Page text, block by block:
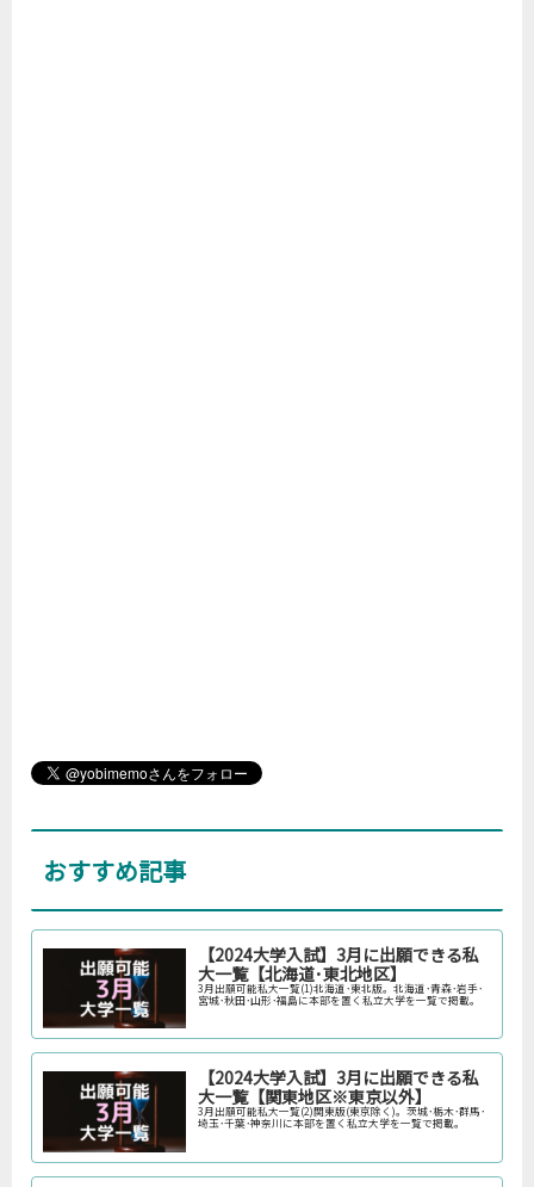
おすすめ記事
【2024大学入試】3月に出願できる私
大一覧【北海道･東北地区】
3月出願可能私大一覧(1)北海道･東北版。北海道･青森･岩手･
宮城･秋田･山形･福島に本部を置く私立大学を一覧で掲載。
【2024大学入試】3月に出願できる私
大一覧【関東地区※東京以外】
3月出願可能私大一覧(2)関東版(東京除く)。茨城･栃木･群馬･
埼玉･千葉･神奈川に本部を置く私立大学を一覧で掲載。